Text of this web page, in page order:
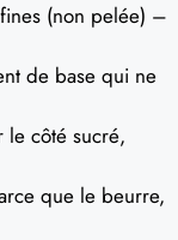
(non pelée) –
de base qui ne
côté sucré,
que le beurre,